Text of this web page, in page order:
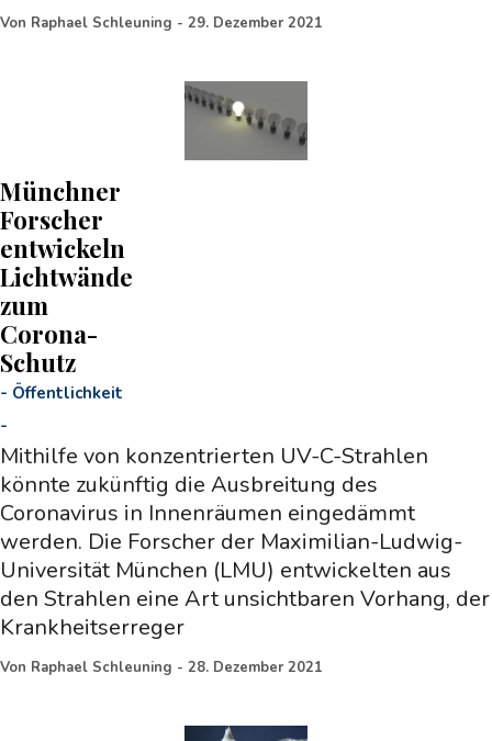
Von Raphael Schleuning - 29. Dezember 2021
Münchner
Forscher
entwickeln
Lichtwände
zum
Corona-
Schutz
- Öffentlichkeit
-
Mithilfe von konzentrierten UV-C-Strahlen
könnte zukünftig die Ausbreitung des
Coronavirus in Innenräumen eingedämmt
werden. Die Forscher der Maximilian-Ludwig-
Universität München (LMU) entwickelten aus
den Strahlen eine Art unsichtbaren Vorhang, der
Krankheitserreger
Von Raphael Schleuning - 28. Dezember 2021